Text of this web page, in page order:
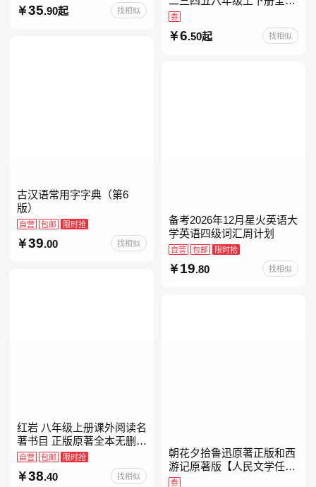
35.90起 找相似
人教版读读童谣和儿歌小鲤
鱼跳龙门和大人一起读中国
古代寓言安徒生童话学生阅
券
6.50起 找相似
古汉语常用字字典（第6
版）
自营 包邮 限时抢
39.00 找相似
备考2026年12月星火英语大
学英语四级词汇周计划
自营 包邮 限时抢
19.80 找相似
红岩 八年级上册课外阅读名
著书目 正版原著全本无删减
罗广斌杨益言著爱国主义红
色经典书籍初中生课外书中
国青年出版社
自营 包邮 限时抢
38.40 找相似
朝花夕拾鲁迅原著正版和西
游记原著版【人民文学任
选】七年级上册全新升级新
券